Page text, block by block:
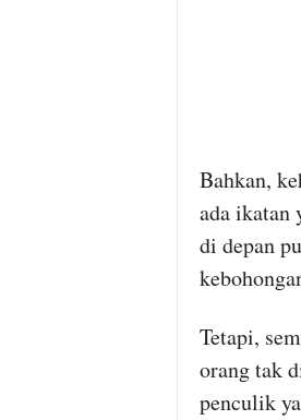
Bahkan,
ada ikatan
di depan
Tetapi,
orang tak
penculik